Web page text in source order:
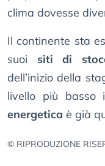
clima dovesse
Il continente sta
suoi siti di
dell’inizio della
livello più basso
energetica è già
© RIPRODUZIONE